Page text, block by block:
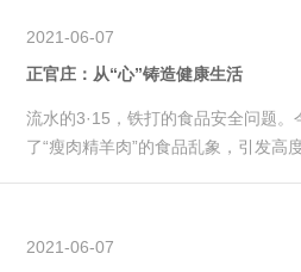
2021-06-07
正官庄：从“心”铸造健康生活
流水的3·15，铁打的食品安全问题
了“瘦肉精羊肉”的食品乱象，引发高
2021-06-07